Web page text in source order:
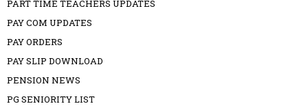
PART TIME TEACHERS UPDATES
PAY COM UPDATES
PAY ORDERS
PAY SLIP DOWNLOAD
PENSION NEWS
PG SENIORITY LIST